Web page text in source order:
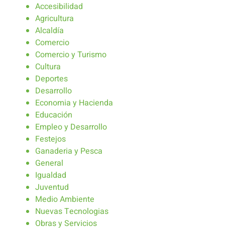
Accesibilidad
Agricultura
Alcaldía
Comercio
Comercio y Turismo
Cultura
Deportes
Desarrollo
Economia y Hacienda
Educación
Empleo y Desarrollo
Festejos
Ganaderia y Pesca
General
Igualdad
Juventud
Medio Ambiente
Nuevas Tecnologias
Obras y Servicios